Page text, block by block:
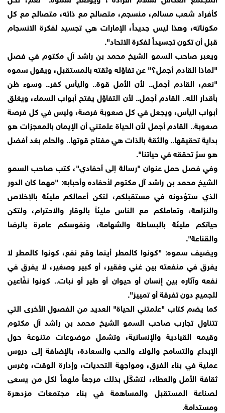
كأفراد شعب مسالم، منسجم، متصالح مع ذاته، متصالح مع كل
مكوناته، وهذا ليس جديداً، الإمارات هي تجسيد لفكرة الانسجام
قبل أن تكون تجسيداً لفكرة الاتحاد".
ويعبر صاحب السمو الشيخ محمد بن راشد آل مكتوم في فصل
"لماذا القادم أجمل؟" عن تفاؤله وثقته بالمستقبل، ويقول سموه
"نعم، القادم أجمل.. لأن الأمل قوة.. واليأس كفر.. وسوء ظن
بأقدار الله.. القادم أجمل.. لأن التفاؤل يفتح أبواب السماء، ويغلق
أبواب اليأس، ويجعل في كل صعوبة فرصة، وليس في كل فرصة
صعوبة.. القادم أجمل لأن الحياة علمتني أن الإيمان بالمعجزات هو
بداية تحقيقها.. والثقة بالذات هي مفتاح قوتها.. والحلم بغد أفضل
هو سرّ تحققه في حياتنا".
وفي فصل حمل عنوان "رسالة إلى أحفادي"، كتب صاحب السمو
الشيخ محمد بن راشد آل مكتوم لأحفاده وأحبابه: "مهما كان الدور
الذي ستؤدونه في مستقبلكم، لتكن أعمالكم مليئة بالإخلاص
والنزاهة، وتعاملكم مع الناس مليئاً بالوقار والاحترام، ولتكن
حياتكم مليئة بالبساطة والشهامة، ونفوسكم عامرة بالرضا
والقناعة".
ويضيف سموه: "كونوا كالمطر أينما وقع نفع، كونوا كالمطر لا
يفرق في منفعته بين غني وفقير، أو كبير وصغير، لا يفرق في
نفعه وآثاره بين إنسان أو حيوان أو طير أو نبات.. كونوا نفّاعين
للجميع دون تفرقة أو تمييز".
كما يضم كتاب "علمتني الحياة" العديد من الفصول الأخرى التي
تتناول تجارب صاحب السمو الشيخ محمد بن راشد آل مكتوم
وقيمه القيادية والإنسانية، وتشمل موضوعات متنوعة حول
الإبداع والتسامح والولاء والحب والسعادة، بالإضافة إلى دروس
عملية في بناء الفرق، ومواجهة التحديات، وإدارة الوقت، وغرس
ثقافة الأمل والعطاء، لتشكّل بذلك مرجعاً ملهماً لكل من يسعى
لصناعة المستقبل والمساهمة في بناء مجتمعات مزدهرة
ومستدامة.